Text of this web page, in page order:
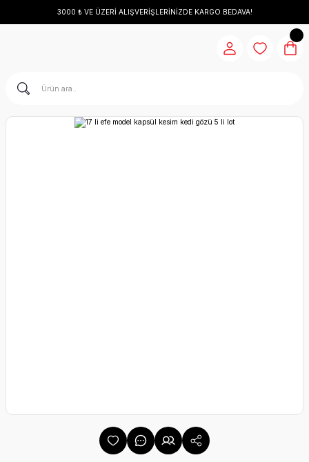
3000 ₺ VE ÜZERİ ALIŞVERİŞLERİNİZDE KARGO BEDAVA!